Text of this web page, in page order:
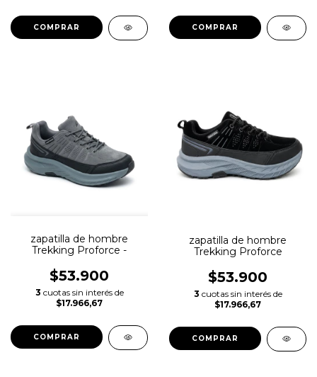
COMPRAR COMPRAR
zapatilla de hombre
Trekking Proforce -
$53.900
3 cuotas sin interés de
$17.966,67
COMPRAR
zapatilla de hombre
Trekking Proforce
$53.900
3 cuotas sin interés de
$17.966,67
COMPRAR